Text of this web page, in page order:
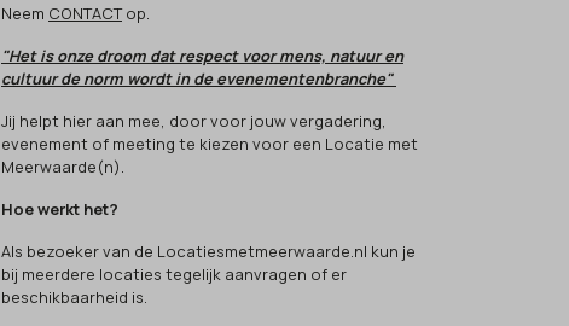
Neem CONTACTop.
"Het is onze droom dat respect voor mens, natuur en
cultuur de norm wordt in de evenementenbranche"
Jij helpt hier aan mee, door voor jouw vergadering,
evenement of meeting te kiezen voor een Locatie met
Meerwaarde(n).
Hoe werkt het?
Als bezoeker van de Locatiesmetmeerwaarde.nl kun je
bij meerdere locaties tegelijk aanvragen of er
beschikbaarheid is.